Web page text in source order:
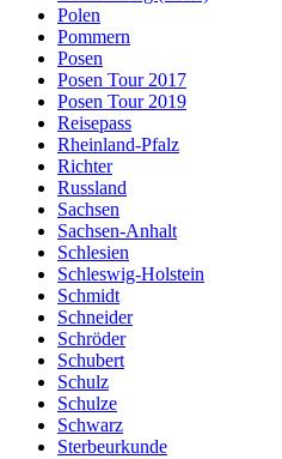
Polen
Pommern
Posen
Posen Tour 2017
Posen Tour 2019
Reisepass
Rheinland-Pfalz
Richter
Russland
Sachsen
Sachsen-Anhalt
Schlesien
Schleswig-Holstein
Schmidt
Schneider
Schröder
Schubert
Schulz
Schulze
Schwarz
Sterbeurkunde